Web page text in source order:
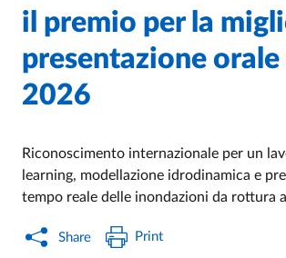
/
il premio per la
presentazione orale
2026
Riconoscimento internazionale per un
learning, modellazione idrodinamica e
tempo reale delle inondazioni da rottura
Share Print